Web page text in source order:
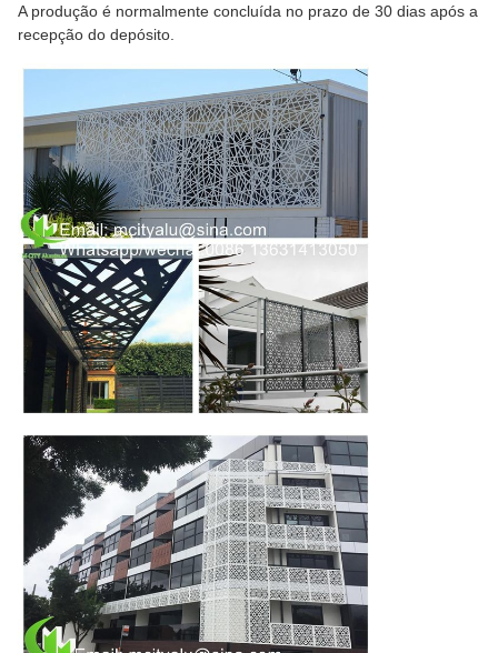
A produção é normalmente concluída no prazo de 30 dias após a
recepção do depósito.